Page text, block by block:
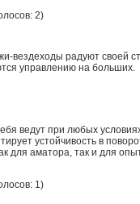
2)
вездеходы радуют своей
управлению на больших.
ведут при любых
устойчивость в
для аматора, так и для
1)